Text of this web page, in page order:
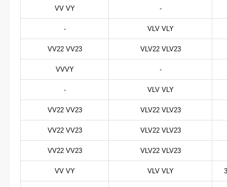
VV VY -
- VLV VLY
VV22 VV23 VLV22 VLV23
VVVY -
- VLV VLY
VV22 VV23 VLV22 VLV23
VV22 VV23 VLV22 VLV23
VV22 VV23 VLV22 VLV23
VV VY VLV VLY